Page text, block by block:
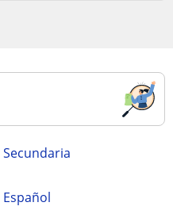
secundaria
Español